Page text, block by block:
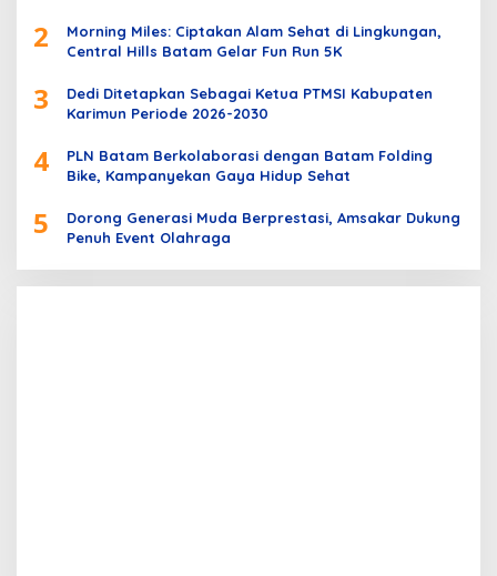
2
Morning Miles: Ciptakan Alam Sehat di Lingkungan,
Central Hills Batam Gelar Fun Run 5K
3
Dedi Ditetapkan Sebagai Ketua PTMSI Kabupaten
Karimun Periode 2026-2030
4
PLN Batam Berkolaborasi dengan Batam Folding
Bike, Kampanyekan Gaya Hidup Sehat
5
Dorong Generasi Muda Berprestasi, Amsakar Dukung
Penuh Event Olahraga